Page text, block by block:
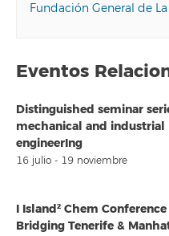
Fundación General de
Eventos
Distinguished seminar
mechanical and industrial
engineerIng
16 julio - 19 noviembre
I Island² Chem Conference
Bridging Tenerife &